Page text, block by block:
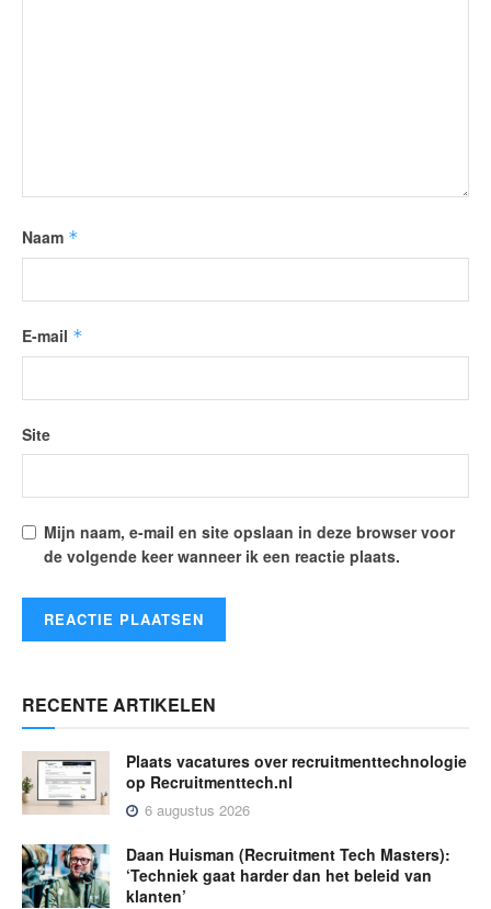
Naam *
E-mail *
Site
Mijn naam, e-mail en site opslaan in deze browser voor
de volgende keer wanneer ik een reactie plaats.
RECENTE ARTIKELEN
Plaats vacatures over recruitmenttechnologie
op Recruitmenttech.nl
6 augustus 2026
Daan Huisman (Recruitment Tech Masters):
‘Techniek gaat harder dan het beleid van
klanten’